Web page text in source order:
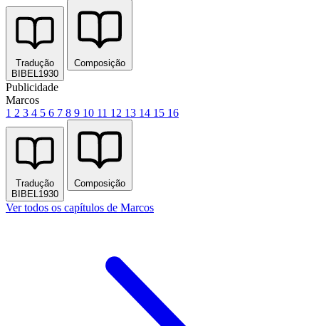
Tradução
BIBEL1930
Composição
Publicidade
Marcos
1 2 3 4 5 6 7 8 9 10 11 12 13 14 15 16
Tradução
BIBEL1930
Composição
Ver todos os capítulos de Marcos